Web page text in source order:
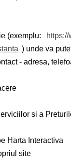
(exemplu:
) unde va
- adresa,
si a
Harta Interactiva
site